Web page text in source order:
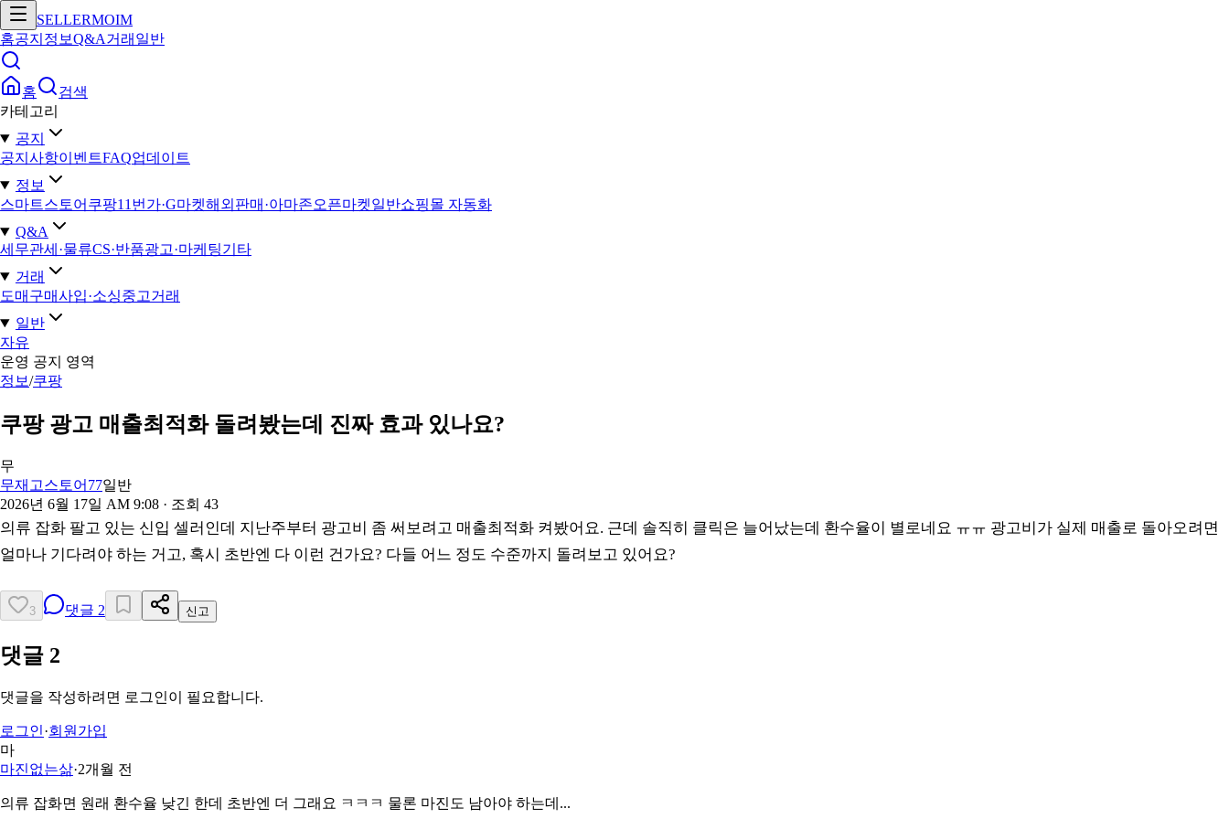
SELLERMOIM
홈공지 정보Q&A거래 일반
홈
검색
카테고리
공지
공지사항이벤트FAQ업데이트
정보
스마트스토어 쿠팡11번가·G마켓해외판매·아마존오픈마켓일반쇼핑몰 자동화
Q&A
세무관세·물류CS·반품광고·마케팅기타
거래
도매구매사입·소싱중고거래
일반
자유
운영 공지 영역
정보/쿠팡
쿠팡 광고 매출최적화 돌려봤는데 진짜 효과 있나요?
무
무재고스토어77일반
2026년 6월 17일 AM 9:08 · 조회 43
의류 잡화 팔고 있는 신입 셀러인데 지난주부터 광고비 좀 써보려고 매출최적화 켜봤어요. 근데 솔직히 클릭은 늘어났는데 환수율이 별로네요 ㅠㅠ 광고비가 실제 매출로 돌아오려면
얼마나 기다려야 하는 거고, 혹시 초반엔 다 이런 건가요? 다들 어느 정도 수준까지 돌려보고 있어요?
3 댓글 2 신고
댓글 2
댓글을 작성하려면 로그인이 필요합니다.
로그인·회원가입
마
마진없는삶·2개월 전
의류 잡화면 원래 환수율 낮긴 한데 초반엔 더 그래요 ㅋㅋㅋ 물론 마진도 남아야 하는데...